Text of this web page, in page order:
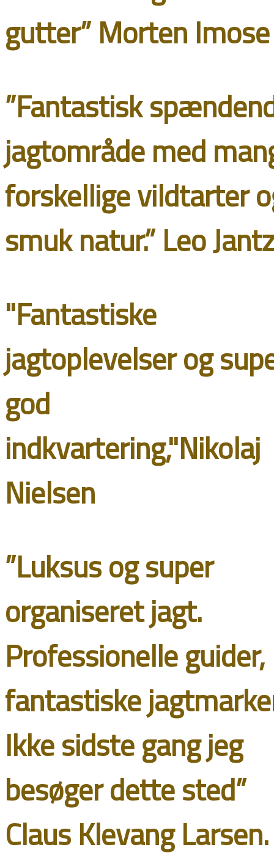
gutter” Morten Imose
”Fantastisk
jagtområde med
forskellige vildtarter
smuk natur.” Leo
"Fantastiske
jagtoplevelser og
god
indkvartering,"Nikolaj
Nielsen
”Luksus og super
organiseret jagt.
Professionelle guider,
fantastiske
Ikke sidste gang jeg
besøger dette sted”
Claus Klevang Larsen.